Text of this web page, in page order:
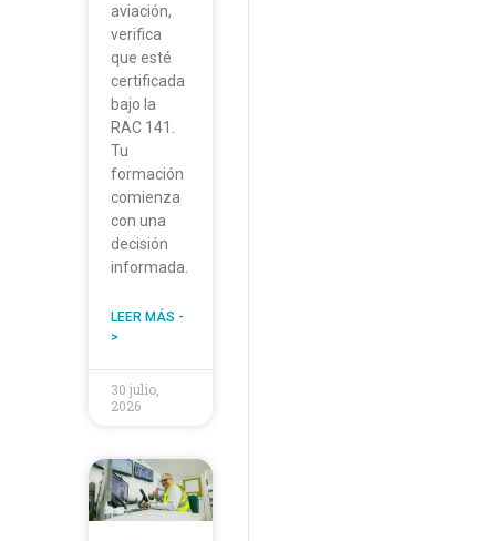
aviación,
verifica
que esté
certificada
bajo la
RAC 141.
Tu
formación
comienza
con una
decisión
informada.
LEER MÁS -
>
30 julio,
2026